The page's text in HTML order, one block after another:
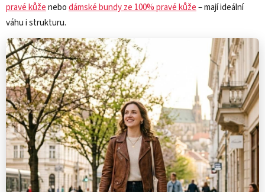
pravé kůženebodámské bundy ze 100% pravé kůže– mají ideální
váhu i strukturu.